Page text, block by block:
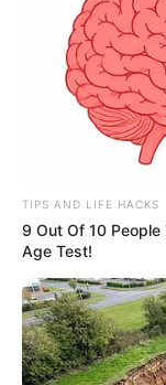
"Projeto busca
aposentadoria de
às mulheres"
FAÇA O SEU
Nome
E-mail*
Mensagem*
TIPS AND LIFE HACKS
9 Out Of 10
Age Test!